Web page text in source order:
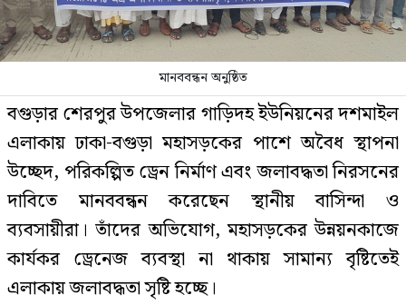
মানববন্ধন অনুষ্ঠিত
বগুড়ার শেরপুর উপজেলার গাড়িদহ ইউনিয়নের দশমাইল
এলাকায় ঢাকা-বগুড়া মহাসড়কের পাশে অবৈধ স্থাপনা
উচ্ছেদ, পরিকল্পিত ড্রেন নির্মাণ এবং জলাবদ্ধতা নিরসনের
দাবিতে মানববন্ধন করেছেন স্থানীয় বাসিন্দা ও
ব্যবসায়ীরা। তাঁদের অভিযোগ, মহাসড়কের উন্নয়নকাজে
কার্যকর ড্রেনেজ ব্যবস্থা না থাকায় সামান্য বৃষ্টিতেই
এলাকায় জলাবদ্ধতা সৃষ্টি হচ্ছে।